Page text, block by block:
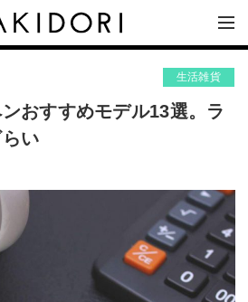
生活雑貨
おすすめモデル13選。ラ
い